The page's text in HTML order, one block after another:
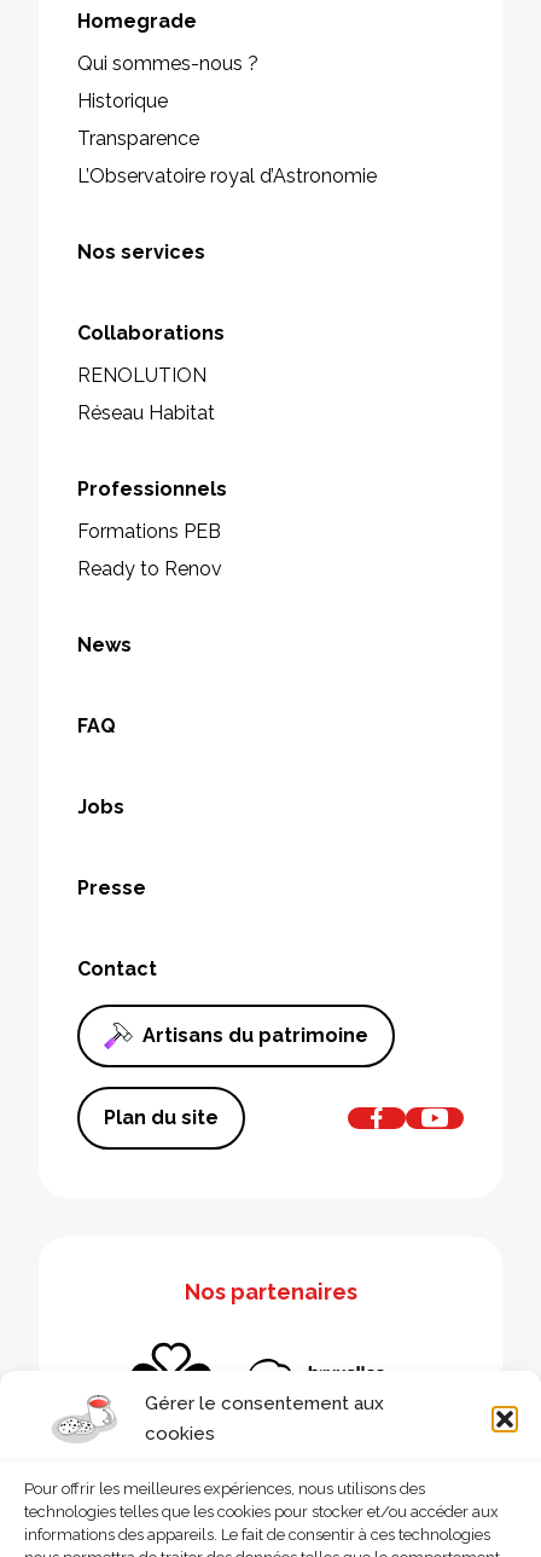
Gérer le consentement aux
cookies
Pour offrir les meilleures expériences, nous utilisons des
technologies telles que les cookies pour stocker et/ou accéder aux
informations des appareils. Le fait de consentir à ces technologies
Homegrade
Qui sommes-nous ?
Historique
Transparence
L’Observatoire royal d’Astronomie
Nos services
Collaborations
RENOLUTION
Réseau Habitat
Professionnels
Formations PEB
Ready to Renov
News
FAQ
Jobs
Presse
Contact
Artisans du patrimoine
Plan du site
Nos partenaires